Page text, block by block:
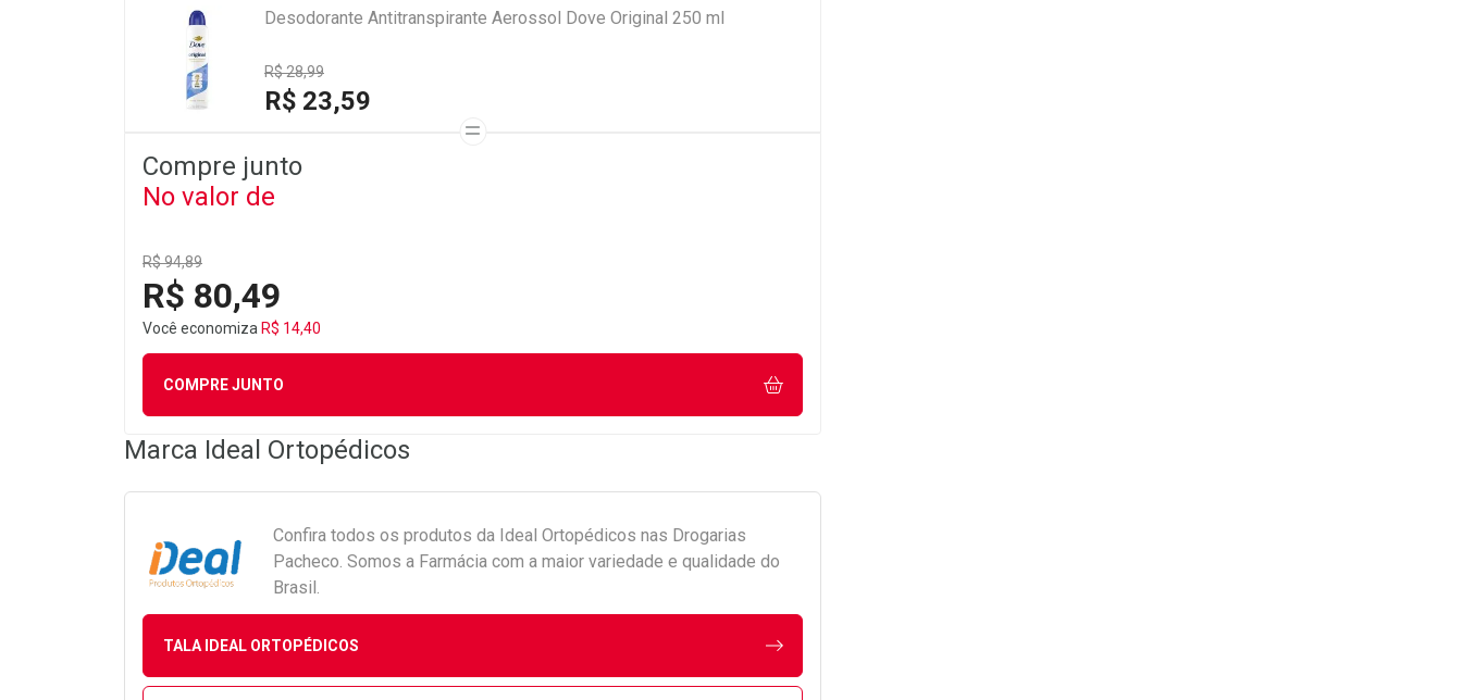
Desodorante Antitranspirante Aerossol Dove Original 250 ml
R$ 28,99
R$ 23,59
Compre junto
No valor de
R$ 94,89
R$ 80,49
Você economiza R$ 14,40
COMPRE JUNTO
Marca Ideal Ortopédicos
Confira todos os produtos da Ideal Ortopédicos nas Drogarias
Pacheco. Somos a Farmácia com a maior variedade e qualidade do
Brasil.
TALA IDEAL ORTOPÉDICOS